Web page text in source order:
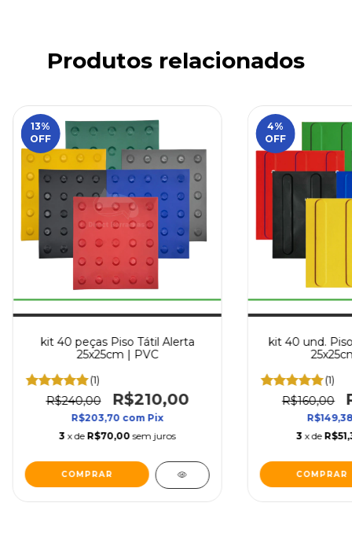
Produtos relacionados
13%
OFF
kit 40 peças Piso Tátil Alerta
25x25cm | PVC
(1)
R$240,00 R$210,00
R$203,70 com Pix
3 x de R$70,00 sem juros
COMPRAR
4%
OFF
kit 40 und.
(1)
R$160,00
3 x de
COMPRAR